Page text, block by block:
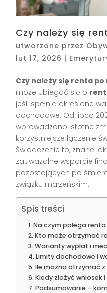
Czy należy się
utworzone przez
lut 17, 2026 |
Czy należy się renta po
może ubiegać się o
jeśli spełnia określone
dochodowe. Od lipca
wprowadzono istotne
korzystniejsze łączenie
Świadczenie to, znane
zauważalne wsparcie
pozostających po
związku małżeńskim.
Spis treści
Na czym polega renta
Kto może otrzymać
Warianty wypłat i
Limity dochodowe i
Ile można otrzymać z
Kiedy złożyć wniosek
Podsumowanie –